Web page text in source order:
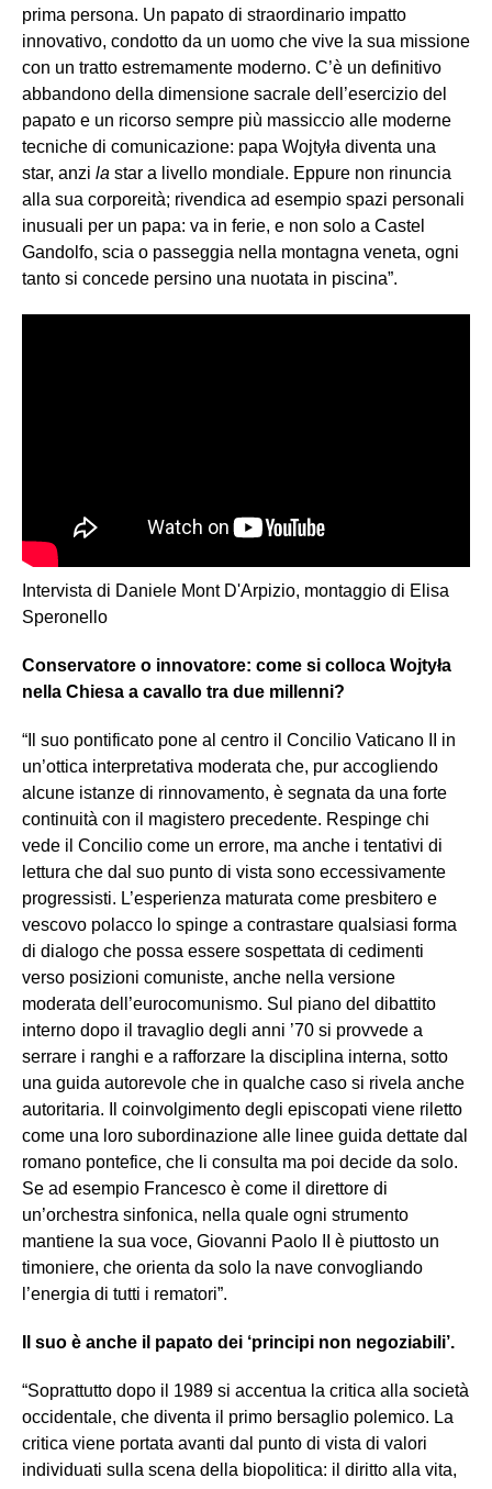
prima persona. Un papato di straordinario impatto
innovativo, condotto da un uomo che vive la sua missione
con un tratto estremamente moderno. C’è un definitivo
abbandono della dimensione sacrale dell’esercizio del
papato e un ricorso sempre più massiccio alle moderne
tecniche di comunicazione: papa Wojtyła diventa una
star, anzi la star a livello mondiale. Eppure non rinuncia
alla sua corporeità; rivendica ad esempio spazi personali
inusuali per un papa: va in ferie, e non solo a Castel
Gandolfo, scia o passeggia nella montagna veneta, ogni
tanto si concede persino una nuotata in piscina”.
Intervista di Daniele Mont D'Arpizio, montaggio di Elisa
Speronello
Conservatore o innovatore: come si colloca Wojtyła
nella Chiesa a cavallo tra due millenni?
“Il suo pontificato pone al centro il Concilio Vaticano II in
un’ottica interpretativa moderata che, pur accogliendo
alcune istanze di rinnovamento, è segnata da una forte
continuità con il magistero precedente. Respinge chi
vede il Concilio come un errore, ma anche i tentativi di
lettura che dal suo punto di vista sono eccessivamente
progressisti. L’esperienza maturata come presbitero e
vescovo polacco lo spinge a contrastare qualsiasi forma
di dialogo che possa essere sospettata di cedimenti
verso posizioni comuniste, anche nella versione
moderata dell’eurocomunismo. Sul piano del dibattito
interno dopo il travaglio degli anni ’70 si provvede a
serrare i ranghi e a rafforzare la disciplina interna, sotto
una guida autorevole che in qualche caso si rivela anche
autoritaria. Il coinvolgimento degli episcopati viene riletto
come una loro subordinazione alle linee guida dettate dal
romano pontefice, che li consulta ma poi decide da solo.
Se ad esempio Francesco è come il direttore di
un’orchestra sinfonica, nella quale ogni strumento
mantiene la sua voce, Giovanni Paolo II è piuttosto un
timoniere, che orienta da solo la nave convogliando
l’energia di tutti i rematori”.
Il suo è anche il papato dei ‘principi non negoziabili’.
“Soprattutto dopo il 1989 si accentua la critica alla società
occidentale, che diventa il primo bersaglio polemico. La
critica viene portata avanti dal punto di vista di valori
individuati sulla scena della biopolitica: il diritto alla vita,